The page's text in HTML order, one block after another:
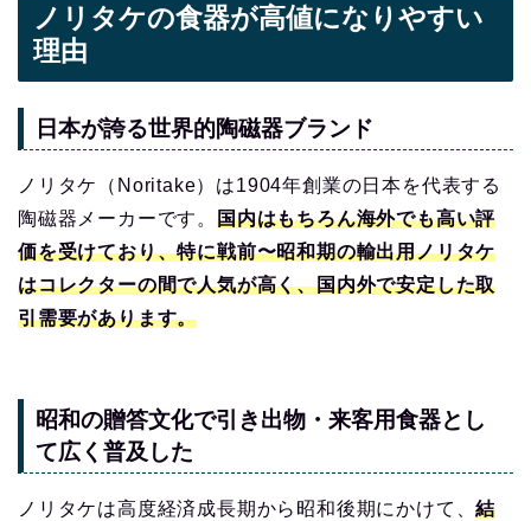
ノリタケの食器が高値になりやすい
理由
日本が誇る世界的陶磁器ブランド
ノリタケ（Noritake）は1904年創業の日本を代表する
陶磁器メーカーです。 国内はもちろん海外でも高い評
価を受けており、特に戦前〜昭和期の輸出用ノリタケ
はコレクターの間で人気が高く、国内外で安定した取
引需要があります。
昭和の贈答文化で引き出物・来客用食器とし
て広く普及した
ノリタケは高度経済成長期から昭和後期にかけて、結